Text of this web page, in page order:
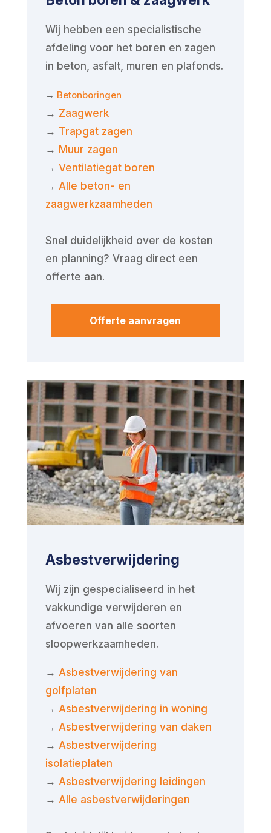
Wij hebben een specialistische
afdeling voor het boren en zagen
in beton, asfalt, muren en plafonds.
→ Betonboringen
→ Zaagwerk
→ Trapgat zagen
→ Muur zagen
→ Ventilatiegat boren
→ Alle beton- en
zaagwerkzaamheden
Snel duidelijkheid over de kosten
en planning? Vraag direct een
offerte aan.
Offerte aanvragen
Asbestverwijdering
Wij zijn gespecialiseerd in het
vakkundige verwijderen en
afvoeren van alle soorten
sloopwerkzaamheden.
→ Asbestverwijdering van
golfplaten
→ Asbestverwijdering in woning
→ Asbestverwijdering van daken
→ Asbestverwijdering
isolatieplaten
→ Asbestverwijdering leidingen
→ Alle asbestverwijderingen